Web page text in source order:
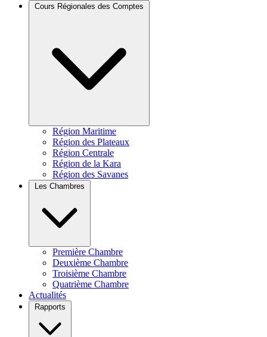
Région Maritime
Région des Plateaux
Région Centrale
Région de la Kara
Région des Savanes
Première Chambre
Deuxième Chambre
Troisième Chambre
Quatrième Chambre
Actualités